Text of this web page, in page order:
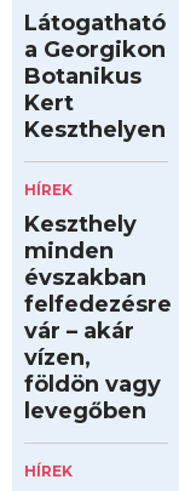
Látogatható
a Georgikon
Botanikus
Kert
Keszthelyen
HÍREK
Keszthely
minden
évszakban
felfedezésre
vár – akár
vízen,
földön vagy
levegőben
HÍREK